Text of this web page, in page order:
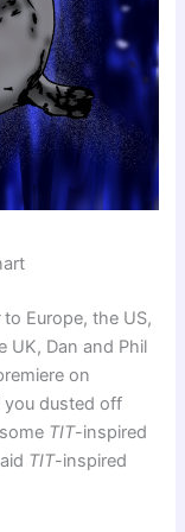
to Europe, the US,
UK, Dan and Phil
on
you dusted off
TIT-inspired
TIT-inspired